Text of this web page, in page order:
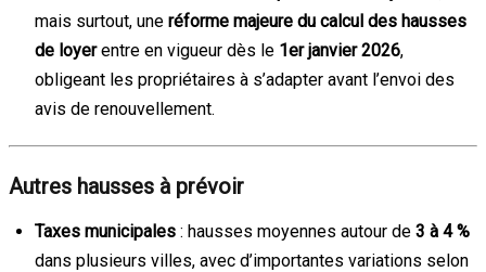
mais surtout, une réforme majeure du calcul des hausses
de loyerentre en vigueur dès le 1er janvier 2026,
obligeant les propriétaires à s’adapter avant l’envoi des
avis de renouvellement.
Autres hausses à prévoir
Taxes municipales : hausses moyennes autour de 3 à 4 %
dans plusieurs villes, avec d’importantes variations selon